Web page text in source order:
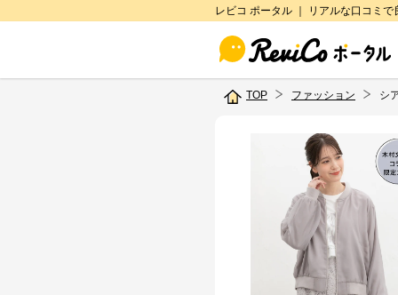
レビコ ポータル ｜ リアルな口コミ
TOP ファッション シ